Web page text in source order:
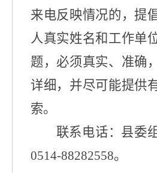
来电反映情况的，提
人真实姓名和工作单
题，必须真实、准确
详细，并尽可能提供
索。
联系电话：县委
0514-88282558。